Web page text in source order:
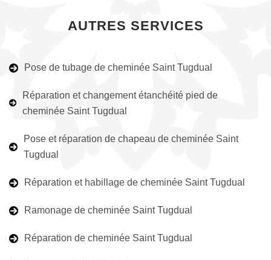
AUTRES SERVICES
Pose de tubage de cheminée Saint Tugdual
Réparation et changement étanchéité pied de
cheminée Saint Tugdual
Pose et réparation de chapeau de cheminée Saint
Tugdual
Réparation et habillage de cheminée Saint Tugdual
Ramonage de cheminée Saint Tugdual
Réparation de cheminée Saint Tugdual